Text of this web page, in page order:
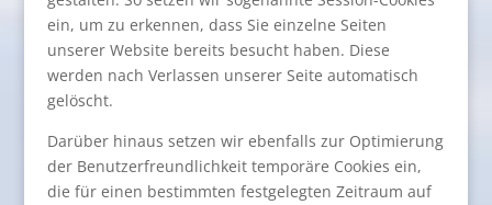
ein, um zu erkennen, dass Sie einzelne Seiten
unserer Website bereits besucht haben. Diese
werden nach Verlassen unserer Seite automatisch
gelöscht.
Darüber hinaus setzen wir ebenfalls zur Optimierung
der Benutzerfreundlichkeit temporäre Cookies ein,
die für einen bestimmten festgelegten Zeitraum auf